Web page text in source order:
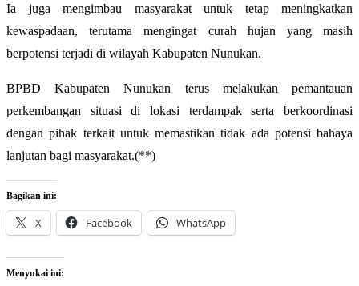
Ia juga mengimbau masyarakat untuk tetap meningkatkan
kewaspadaan, terutama mengingat curah hujan yang masih
berpotensi terjadi di wilayah Kabupaten Nunukan.
BPBD Kabupaten Nunukan terus melakukan pemantauan
perkembangan situasi di lokasi terdampak serta berkoordinasi
dengan pihak terkait untuk memastikan tidak ada potensi bahaya
lanjutan bagi masyarakat.(**)
Bagikan ini:
X Facebook WhatsApp
Menyukai ini: